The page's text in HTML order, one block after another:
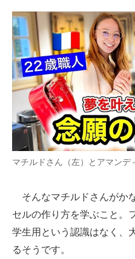
マチルドさん（左）とアマンデ
そんなマチルドさんがか
セルの作り方を学ぶこと。
学生用という認識はなく、
るそうです。